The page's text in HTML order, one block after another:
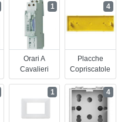
Orari A
Cavalieri
1
Placche
Copriscatole
4
1 4